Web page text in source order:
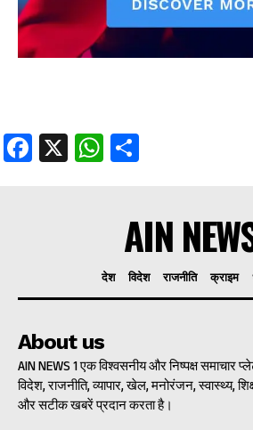
Facebook
X WhatsApp
AIN
देश विदेश राजनीति क्राइम
About us
AIN NEWS 1 एक विश्वसनीय और निष्पक्ष समाचार
विदेश, राजनीति, व्यापार, खेल, मनोरंजन, स्वास्थ्य,
और सटीक खबरें प्रदान करता है।